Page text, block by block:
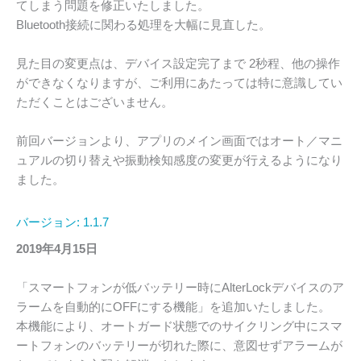
てしまう問題を修正いたしました。
Bluetooth接続に関わる処理を大幅に見直した。
見た目の変更点は、デバイス設定完了まで 2秒程、他の操作
ができなくなりますが、ご利用にあたっては特に意識してい
ただくことはございません。
前回バージョンより、アプリのメイン画面ではオート／マニ
ュアルの切り替えや振動検知感度の変更が行えるようになり
ました。
バージョン: 1.1.7
2019年4月15日
「スマートフォンが低バッテリー時にAlterLockデバイスのア
ラームを自動的にOFFにする機能」を追加いたしました。
本機能により、オートガード状態でのサイクリング中にスマ
ートフォンのバッテリーが切れた際に、意図せずアラームが